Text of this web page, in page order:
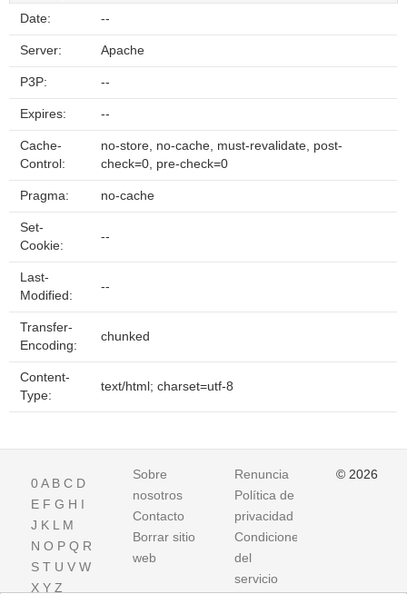
Date: --
Server: Apache
P3P: --
Expires: --
Cache-
Control:
no-store, no-cache, must-revalidate, post-
check=0, pre-check=0
Pragma: no-cache
Set-
Cookie:
--
Last-
Modified:
--
Transfer-
Encoding:
chunked
Content-
Type:
text/html; charset=utf-8
0A B C D
E F G H I
J K L M
N O P Q R
S T U V W
X Y Z
Sobre
nosotros
Contacto
Borrar sitio
web
Renuncia
Política de
privacidad
Condiciones
del
servicio
© 2026